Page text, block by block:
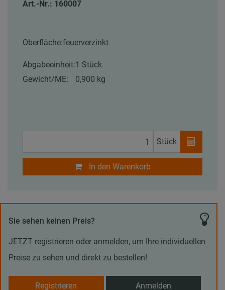
Art.-Nr.: 160007
Oberfläche:feuerverzinkt
Abgabeeinheit:1 Stück
Gewicht/ME:
0,900 kg
Stück
In den Warenkorb
Sie sehen keinen Preis?
JETZT registrieren oder anmelden, um Ihre individuellen
Preise zu sehen und direkt zu bestellen!
Registrieren Anmelden